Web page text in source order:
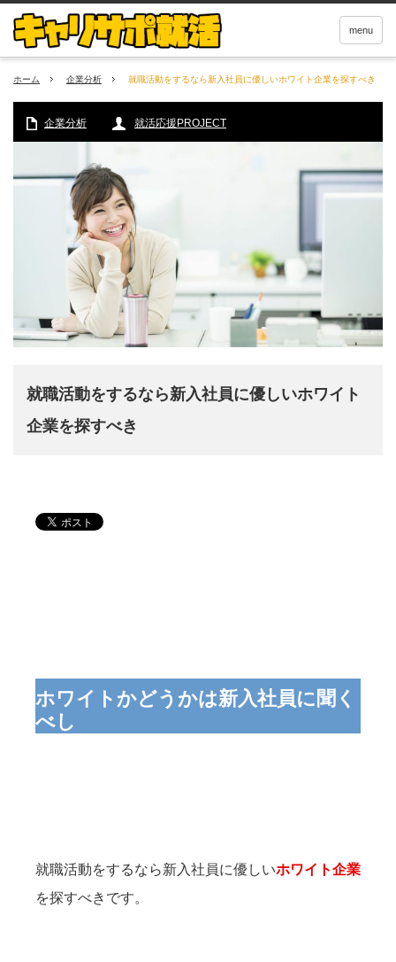
menu
ホーム 企業分析 就職活動をするなら新入社員に優しいホワイト企業を探すべき
企業分析 就活応援PROJECT
就職活動をするなら新入社員に優しいホワイト
企業を探すべき
ホワイトかどうかは新入社員に聞く
べし
就職活動をするなら新入社員に優しいホワイト企業
を探すべきです。